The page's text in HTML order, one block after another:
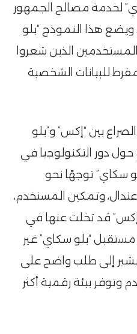
لخدمة مصالح الجمهور
ويضع هذا النموذج “بلو
الذين شعروا
للبيانات الشخصية
بين “إكس” و”بلو
دور التكنولوجيا في
سكاي” توجهًا نحو
وتمكين المستخدم،
قد تخلت عنها في
مستقبل “بلو سكاي” غير
إلى طلب واضح على
وتوفر بيئة رقمية أكثر